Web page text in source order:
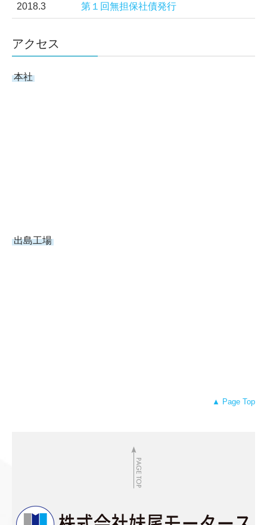
2018.3 第１回無担保社債発行
アクセス
本社
出島工場
▲ Page Top